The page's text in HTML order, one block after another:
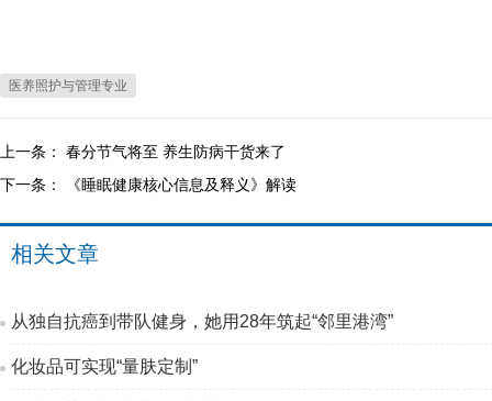
医养照护与管理专业
上一条： 春分节气将至 养生防病干货来了
下一条：
《睡眠健康核心信息及释义》解读
相关文章
从独自抗癌到带队健身，她用28年筑起“邻里港湾”
化妆品可实现“量肤定制”